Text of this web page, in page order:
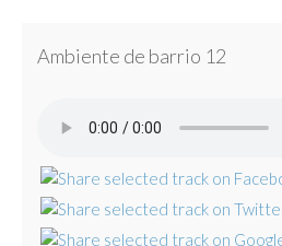
Ambiente de barrio 12